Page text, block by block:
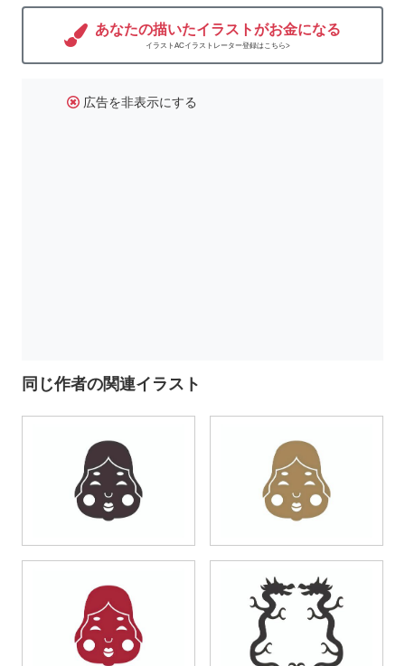
あなたの描いたイラストがお金になる
イラストACイラストレーター登録はこちら>
広告を非表示にする
同じ作者の関連イラスト